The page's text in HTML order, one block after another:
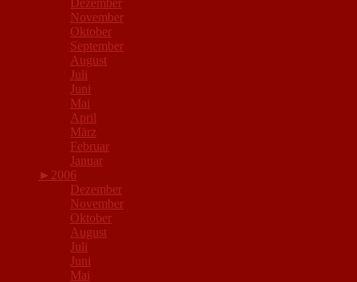
Dezember
November
Oktober
September
August
Juli
Juni
Mai
April
März
Februar
Januar
► 2006
Dezember
November
Oktober
August
Juli
Juni
Mai